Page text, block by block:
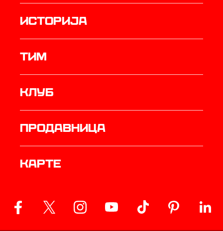
историја
ТИМ
Клуб
продавница
Карте